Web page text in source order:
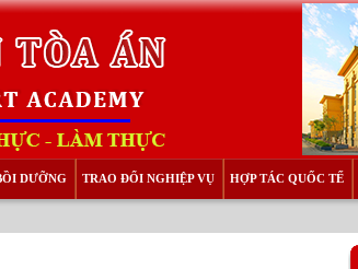
DƯỠNG TRAO ĐỔI NGHIỆP VỤ HỢP TÁC QUỐC TẾ